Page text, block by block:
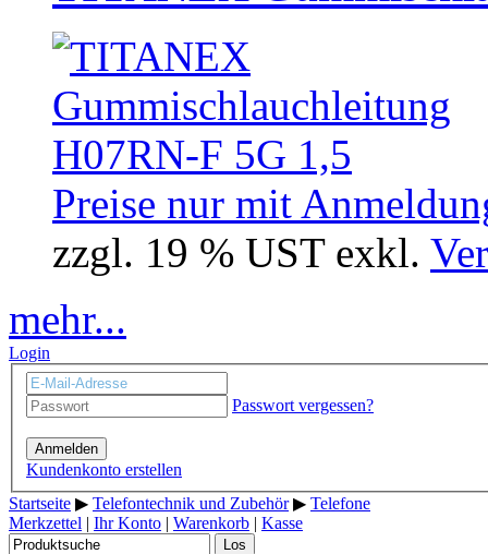
Preise nur mit
zzgl. 19 % UST exkl.
mehr...
Login
Passwort vergessen?
Anmelden
Kundenkonto erstellen
Startseite ▶ Telefontechnik und Zubehör▶ Telefone
Merkzettel | Ihr Konto | Warenkorb | Kasse
Los